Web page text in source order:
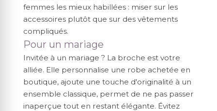
femmes les mieux habillées : miser sur les
accessoires plutôt que sur des vêtements
compliqués.
Pour un mariage
Invitée à un mariage ? La broche est votre
alliée. Elle personnalise une robe achetée en
boutique, ajoute une touche d'originalité à un
ensemble classique, permet de ne pas passer
inaperçue tout en restant élégante. Évitez